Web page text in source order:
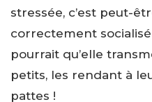
stressée, c’est peut-
correctement
pourrait qu’elle
petits, les rendant à
pattes !